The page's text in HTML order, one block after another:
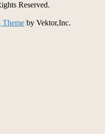
Reserved.
by Vektor,Inc.